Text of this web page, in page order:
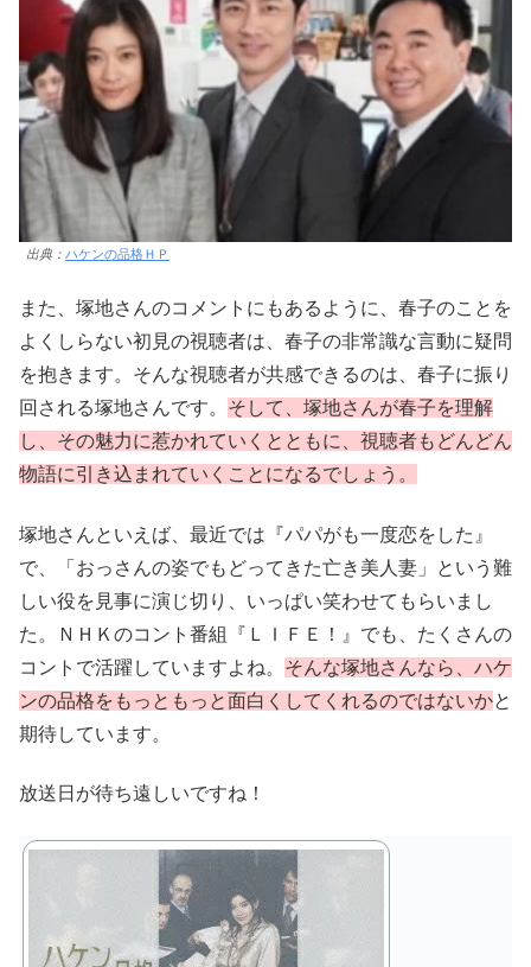
出典： ハケンの品格ＨＰ
また、塚地さんのコメントにもあるように、春子のことを
よくしらない初見の視聴者は、春子の非常識な言動に疑問
を抱きます。そんな視聴者が共感できるのは、春子に振り
回される塚地さんです。 そして、塚地さんが春子を理解
し、その魅力に惹かれていくとともに、視聴者もどんどん
物語に引き込まれていくことになるでしょう。
塚地さんといえば、最近では『パパがも一度恋をした』
で、「おっさんの姿でもどってきた亡き美人妻」という難
しい役を見事に演じ切り、いっぱい笑わせてもらいまし
た。ＮＨＫのコント番組『ＬＩＦＥ！』でも、たくさんの
コントで活躍していますよね。 そんな塚地さんなら、ハケ
ンの品格をもっともっと面白くしてくれるのではないかと
期待しています。
放送日が待ち遠しいですね！